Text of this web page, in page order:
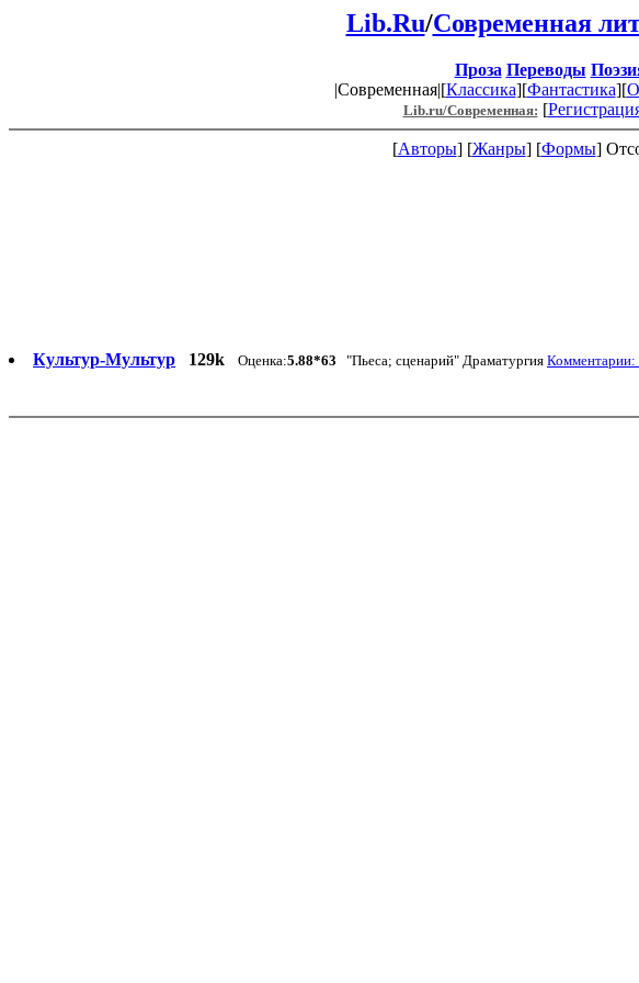
Lib.Ru/Современная
Проза Переводы
|Современная|[Классика][Фантастика][
Lib.ru/Современная: [
[Авторы] [Жанры] [Формы]
Культур-Мультур 129k Оценка:5.88*63 "Пьеса; сценарий" Драматургия